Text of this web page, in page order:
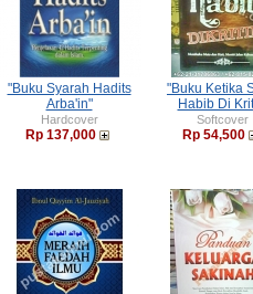
"Buku Syarah Hadits
Arba'in"
Hardcover
Rp 137,000
"Buku Ketika
Habib Di
Softcover
Rp 54,500